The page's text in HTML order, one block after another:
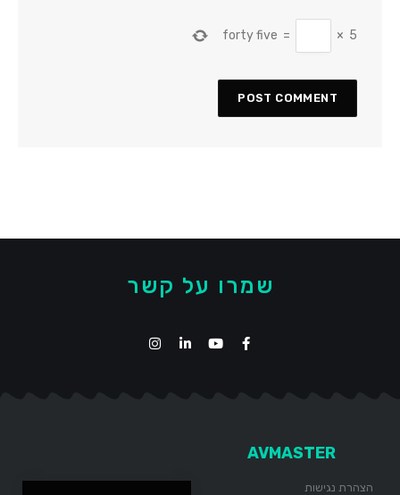
5
×
=
forty five
שמרו על קשר
AVMASTER
הצהרת נגישות